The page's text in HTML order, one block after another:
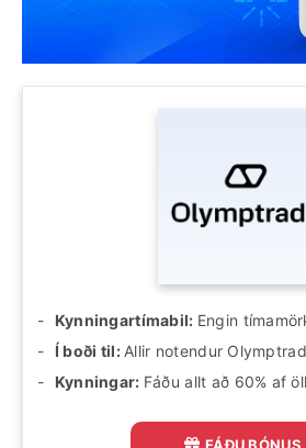
Kynningartímabil: Engin
Í boði til: Allir notendur
Kynningar: Fáðu allt að 60% af
FÁÐU BÓNUS